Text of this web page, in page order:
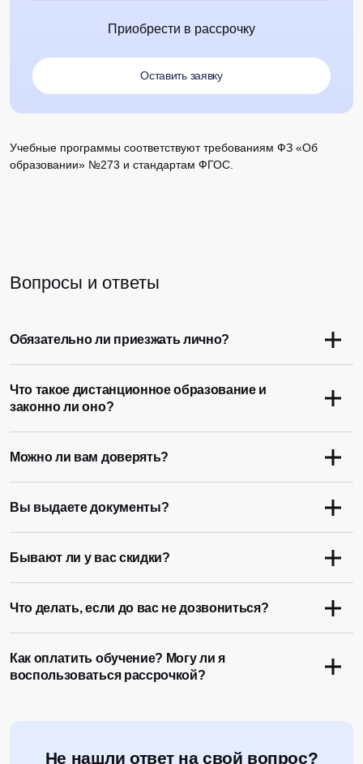
Приобрести в рассрочку
Оставить заявку
Учебные программы соответствуют требованиям ФЗ «Об
образовании» №273 и стандартам ФГОС.
Вопросы и ответы
Не нашли ответ на свой вопрос?
Обязательно ли приезжать лично?
Что такое дистанционное образование и
законно ли оно?
Можно ли вам доверять?
Вы выдаете документы?
Бывают ли у вас скидки?
Что делать, если до вас не дозвониться?
Как оплатить обучение? Могу ли я
воспользоваться рассрочкой?